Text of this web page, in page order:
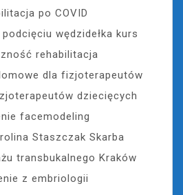
po COVID
wędzidełka kurs
rehabilitacja
dla fizjoterapeutów
dziecięcych
facemodeling
Staszczak Skarba
transbukalnego Kraków
z embriologii